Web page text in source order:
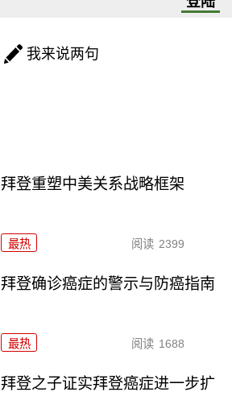
我来说两句
拜登重塑中美关系战略框架
最热 阅读 2399
拜登确诊癌症的警示与防癌指南
最热 阅读 1688
拜登之子证实拜登癌症进一步扩